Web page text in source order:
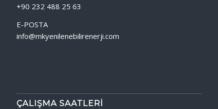
+90 232 488 25 63
E-POSTA
info@mkyenilenebilirenerji.com
ÇALIŞMA SAATLERI